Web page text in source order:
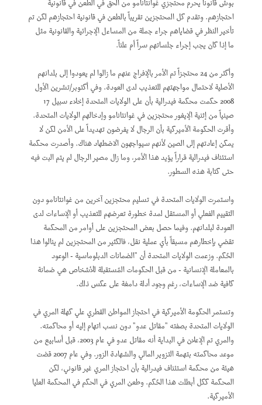
بوش قانوناً يحرم محتجزي غوانتانامو من الحق في الطعن في قانونية
احتجازهم. وتقدم كل المحتجزين تقريباً بالطعن في قانونية احتجازهم لكن تم
تأخير النظر في قضاياهم جراء جملة من المساءل الإجرائية والقانونية مثل
ما إذا كان يجب إجراء جلساتهم سراً أم علناً.
وأكثر من 24 محتجزاً تم الأمر بالإفراج عنهم ما زالوا لم يعودوا إلى بلدانهم
الأصلية لاحتمال مواجهتهم للتعذيب لدى العودة. وفي أكتوبر/تشرين الأول
2008 حكمت محكمة فيدرالية بأن على الولايات المتحدة إخلاء سبيل 17
صينياً من إثنية الإيغور محتجزين في غوانتانامو وإدخالهم الولايات المتحدة.
وأقرت الحكومة الأميركية بأن الرجال لا يفرضون تهديداً على الأمن لكن لا
يمكن إعادتهم إلى الصين لأنهم سيواجهون الاضطهاد هناك. وأصدرت محكمة
استئناف فيدرالية قراراً يؤيد هذا الأمر، وما زال مصير الرجال لم يتم البت فيه
حتى كتابة هذه السطور.
واستمرت الولايات المتحدة في تسليم محتجزين آخرين من غوانتانامو دون
التقييم الفعلي أو المستقل لمدة خطورة تعرضهم للتعذيب أو الإساءات لدى
العودة لبلدانهم. وفيما حصل بعض المحتجزين على أوامر من المحكمة
تقضي بإخطارهم مسبقاً بأي عملية نقل، فالكثير من المحتجزين لم ينالوا هذا
الحُكم. وزعمت الولايات المتحدة أن "الضمانات الدبلوماسية - الوعود
بالمعاملة الإنسانية - من قبل الحكومات المُستقبلة للأشخاص هي ضمانة
كافية ضد الإساءات، رغم وجود أدلة دامغة على عكس ذلك.
وتستمر الحكومة الأميركية في احتجاز المواطن القطري علي كهلة المري في
الولايات المتحدة بصفته "مقاتل عدو" دون نسب اتهام إليه أو محاكمته.
والمري تم الإعلان في البداية أنه مقاتل عدو في عام 2003، قبل أسابيع من
موعد محاكمته بتهمة التزوير المالي والشهادة الزور. وفي عام 2007 قضت
هيئة من محكمة استئناف فيدرالية بأن احتجاز المري غير قانوني، لكن
المحكمة ككل أبطلت هذا الحُكم. وطعن المري في الحكم في المحكمة العليا
الأميركية.